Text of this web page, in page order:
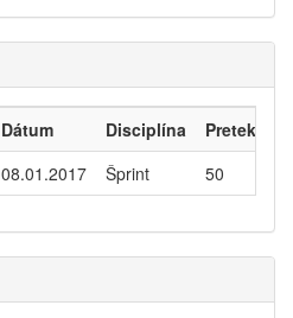
Dátum Disciplína
Pretekári
08.01.2017 Šprint 50